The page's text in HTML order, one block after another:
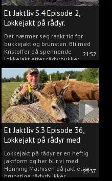
21:52
Et Jaktliv S.4 Episode 2,
Lokkejakt på rådyr.
Det nærmer seg raskt tid for
bukkejakt og brunsten. Bli med
Kristoffer på spennende
lokkejakt etter rådyrbukker.
23:37
Et Jaktliv S.3 Episode 36,
Lokkejakt på rådyr med
Henning Mathisen
Lokkejakt på rådyr er en heftig
jaktform og her blir vi med
Henning Mathisen på jakt etter
brunstige rådyrbukker.